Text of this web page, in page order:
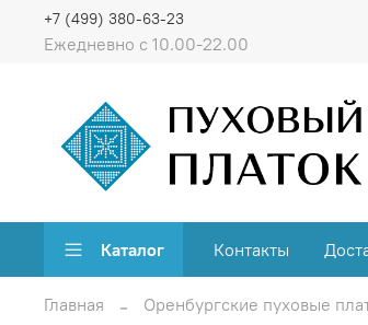
Ежедневно с 10.00-22.00
+7 (499) 380-63-23
Каталог Контакты
Главная Оренбургские пуховые